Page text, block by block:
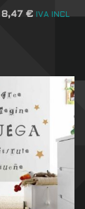
8,47€ IVA INCL